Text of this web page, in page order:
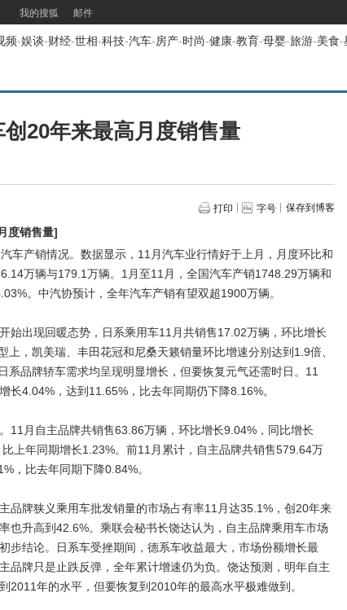
我的搜狐 邮件
频-娱谈-财经-世相-科技-汽车-房产-时尚-健康-教育-母婴-旅游-美食-
创20年来最高月度销售量
打印 字号 保存到博客
度销售量]
产销情况。数据显示，11月汽车业行情好于上月，月度环比和
万辆与179.1万辆。1月至11月，全国汽车产销1748.29万辆和
。中汽协预计，全年汽车产销有望双超1900万辆。
出现回暖态势，日系乘用车11月共销售17.02万辆，环比增长
，凯美瑞、丰田花冠和尼桑天籁销量环比增速分别达到1.9倍、
系品牌轿车需求均呈现明显增长，但要恢复元气还需时日。11
长4.04%，达到11.65%，比去年同期仍下降8.16%。
月自主品牌共销售63.86万辆，环比增长9.04%，同比增长
上年同期增长1.23%。前11月累计，自主品牌共销售579.64万
，比去年同期下降0.84%。
牌狭义乘用车批发销量的市场占有率11月达35.1%，创20年来
也升高到42.6%。乘联会秘书长饶达认为，自主品牌乘用车市场
步结论。日系车受挫期间，德系车收益最大，市场份额增长最
品牌只是止跌反弹，全年累计增速仍为负。饶达预测，明年自主
2011年的水平，但要恢复到2010年的最高水平极难做到。